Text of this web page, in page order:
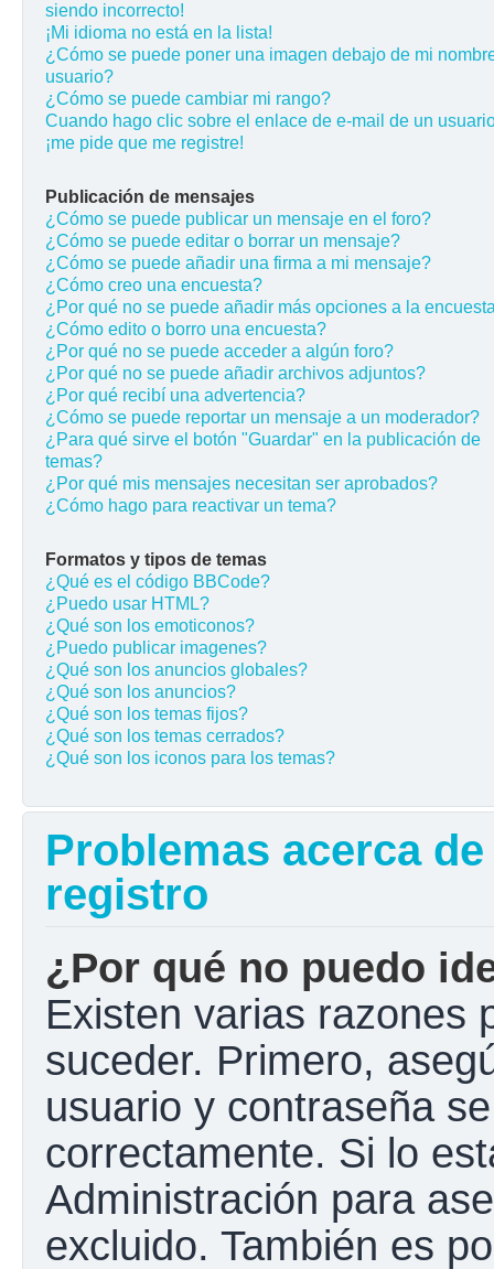
siendo incorrecto!
¡Mi idioma no está en la lista!
¿Cómo se puede poner una imagen debajo de mi
usuario?
¿Cómo se puede cambiar mi rango?
Cuando hago clic sobre el enlace de e-mail de un
¡me pide que me registre!
Publicación de mensajes
¿Cómo se puede publicar un mensaje en el foro?
¿Cómo se puede editar o borrar un mensaje?
¿Cómo se puede añadir una firma a mi mensaje?
¿Cómo creo una encuesta?
¿Por qué no se puede añadir más opciones a la
¿Cómo edito o borro una encuesta?
¿Por qué no se puede acceder a algún foro?
¿Por qué no se puede añadir archivos adjuntos?
¿Por qué recibí una advertencia?
¿Cómo se puede reportar un mensaje a un moderador?
¿Para qué sirve el botón "Guardar" en la publicación de
temas?
¿Por qué mis mensajes necesitan ser aprobados?
¿Cómo hago para reactivar un tema?
Formatos y tipos de temas
¿Qué es el código BBCode?
¿Puedo usar HTML?
¿Qué son los emoticonos?
¿Puedo publicar imagenes?
¿Qué son los anuncios globales?
¿Qué son los anuncios?
¿Qué son los temas fijos?
¿Qué son los temas cerrados?
¿Qué son los iconos para los temas?
Problemas acerca
registro
¿Por qué no puedo
Existen varias razones
suceder. Primero,
usuario y contraseña
correctamente. Si lo
Administración para
excluido. También es